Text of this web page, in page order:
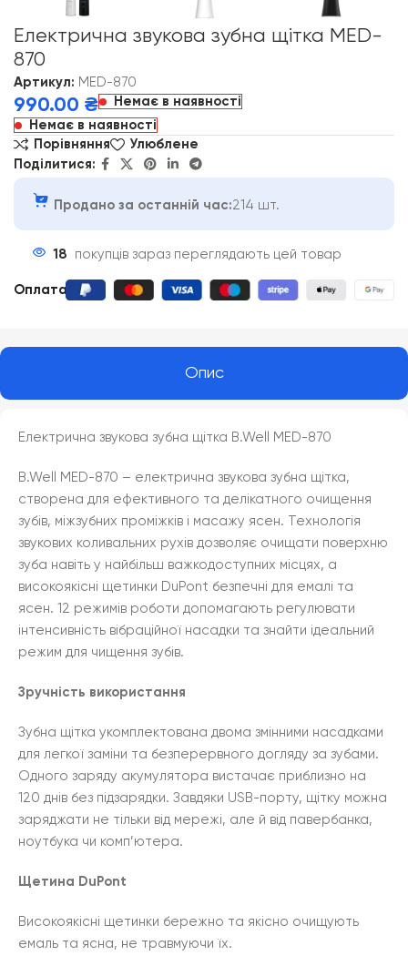
Електрична звукова зубна щітка MED-
870
Артикул: MED-870
990.00 ₴
Немає в наявності
Немає в наявності
Порівняння
Улюблене
Поділитися:
Продано за останній час:214 шт.
18 покупців зараз переглядають цей товар
Оплата
Опис
Електрична звукова зубна щітка B.Well MED-870
B.Well MED-870 – електрична звукова зубна щітка,
створена для ефективного та делікатного очищення
зубів, міжзубних проміжків і масажу ясен. Технологія
звукових коливальних рухів дозволяє очищати поверхню
зуба навіть у найбільш важкодоступних місцях, а
високоякісні щетинки DuPont безпечні для емалі та
ясен. 12 режимів роботи допомагають регулювати
інтенсивність вібраційної насадки та знайти ідеальний
режим для чищення зубів.
Зручність використання
Зубна щітка укомплектована двома змінними насадками
для легкої заміни та безперервного догляду за зубами.
Одного заряду акумулятора вистачає приблизно на
120 днів без підзарядки. Завдяки USB-порту, щітку можна
заряджати не тільки від мережі, але й від павербанка,
ноутбука чи комп’ютера.
Щетина DuPont
Високоякісні щетинки бережно та якісно очищують
емаль та ясна, не травмуючи їх.